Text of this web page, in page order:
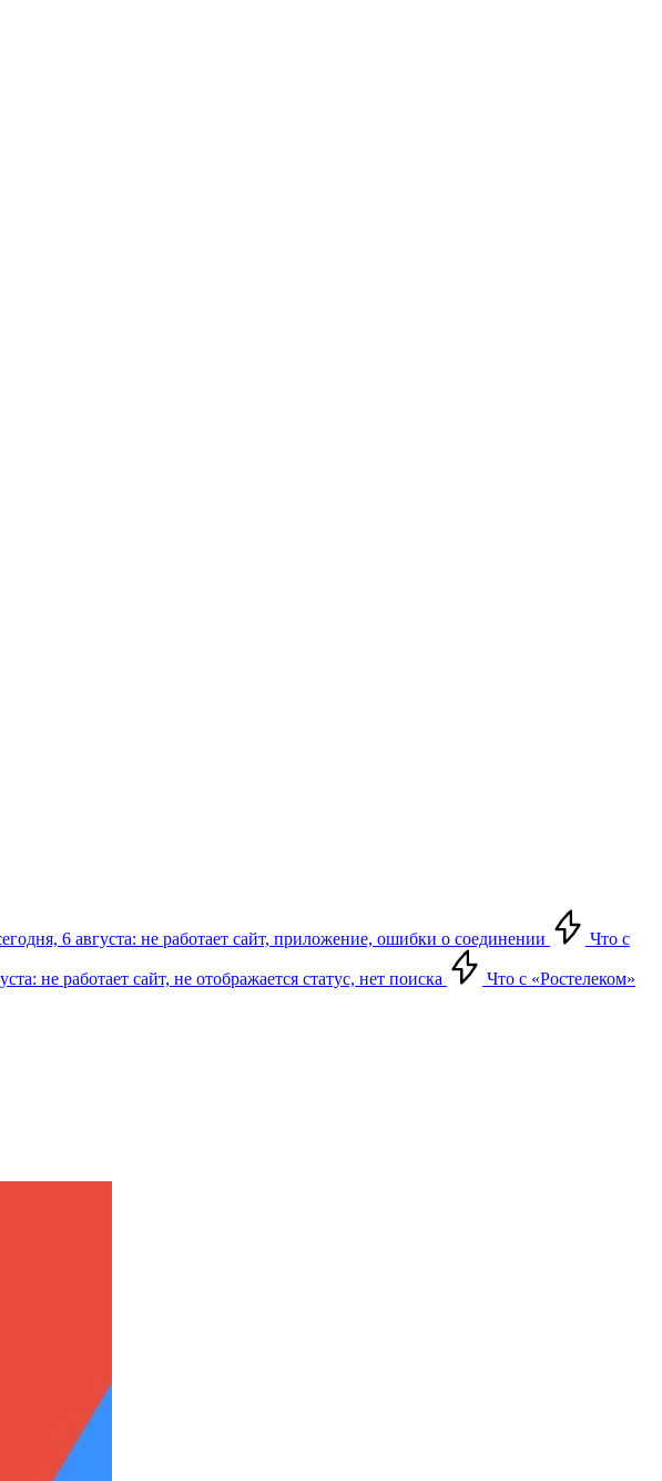
6 августа: не работает сайт, приложение, ошибки о соединении Что с
не работает сайт, не отображается статус, нет поиска
Что с «Ростелеком»